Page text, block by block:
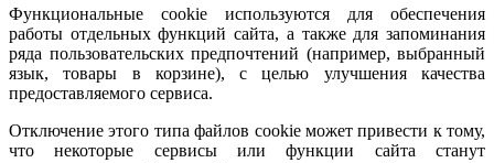
Функциональные cookie используются для обеспечения
работы отдельных функций сайта, а также для запоминания
ряда пользовательских предпочтений (например, выбранный
язык, товары в корзине), с целью улучшения качества
предоставляемого сервиса.
Отключение этого типа файлов cookie может привести к тому,
что некоторые сервисы или функции сайта станут